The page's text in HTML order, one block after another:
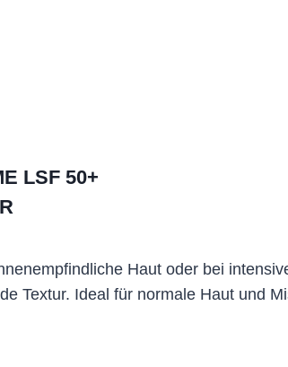
LSF 50+
Haut oder bei
Textur. Ideal für normale Haut und